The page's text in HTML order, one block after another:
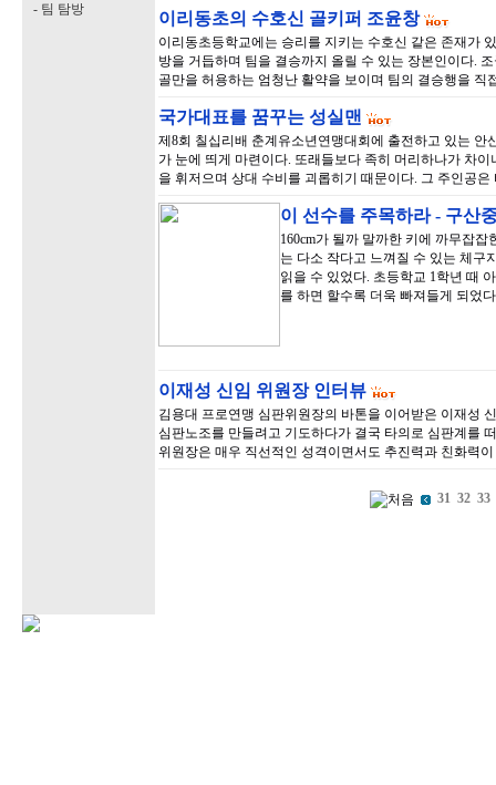
- 팀 탐방
이리동초의 수호신 골키퍼 조윤창
이리동초등학교에는 승리를 지키는 수호신 같은 존재가
방을 거듭하며 팀을 결승까지 올릴 수 있는 장본인이다.
골만을 허용하는 엄청난 활약을 보이며 팀의 결승행을
국가대표를 꿈꾸는 성실맨
제8회 칠십리배 춘계유소년연맹대회에 출전하고 있는
가 눈에 띄게 마련이다. 또래들보다 족히 머리하나가 차
을 휘저으며 상대 수비를 괴롭히기 때문이다. 그 주인공
이 선수를 주목하라 - 구산
160cm가 될까 말까한 키에 까무잡
는 다소 작다고 느껴질 수 있는 체구
읽을 수 있었다. 초등학교 1학년 때
를 하면 할수록 더욱 빠져들게 되었
이재성 신임 위원장 인터뷰
김용대 프로연맹 심판위원장의 바톤을 이어받은 이재성
심판노조를 만들려고 기도하다가 결국 타의로 심판계를
위원장은 매우 직선적인 성격이면서도 추진력과 친화력
31 32 33